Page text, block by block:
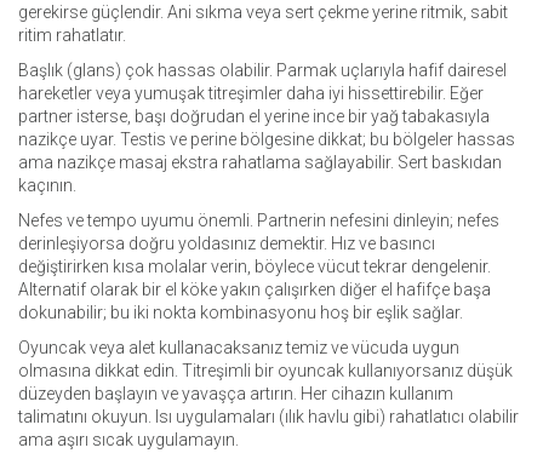
gerekirse güçlendir. Ani sıkma veya sert çekme yerine ritmik, sabit
ritim rahatlatır.
Başlık (glans) çok hassas olabilir. Parmak uçlarıyla hafif dairesel
hareketler veya yumuşak titreşimler daha iyi hissettirebilir. Eğer
partner isterse, başı doğrudan el yerine ince bir yağ tabakasıyla
nazikçe uyar. Testis ve perine bölgesine dikkat; bu bölgeler hassas
ama nazikçe masaj ekstra rahatlama sağlayabilir. Sert baskıdan
kaçının.
Nefes ve tempo uyumu önemli. Partnerin nefesini dinleyin; nefes
derinleşiyorsa doğru yoldasınız demektir. Hız ve basıncı
değiştirirken kısa molalar verin, böylece vücut tekrar dengelenir.
Alternatif olarak bir el köke yakın çalışırken diğer el hafifçe başa
dokunabilir; bu iki nokta kombinasyonu hoş bir eşlik sağlar.
Oyuncak veya alet kullanacaksanız temiz ve vücuda uygun
olmasına dikkat edin. Titreşimli bir oyuncak kullanıyorsanız düşük
düzeyden başlayın ve yavaşça artırın. Her cihazın kullanım
talimatını okuyun. Isı uygulamaları (ılık havlu gibi) rahatlatıcı olabilir
ama aşırı sıcak uygulamayın.